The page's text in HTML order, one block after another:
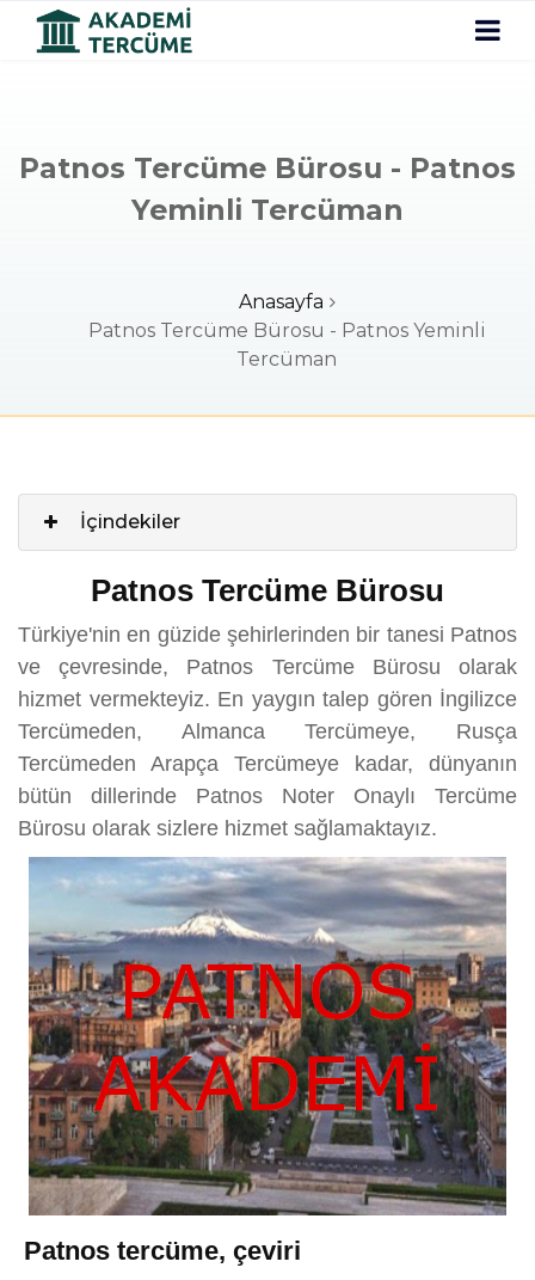
Patnos Tercüme Bürosu - Patnos
Yeminli Tercüman
Anasayfa
Patnos Tercüme Bürosu - Patnos Yeminli
Tercüman
İçindekiler
Patnos Tercüme Bürosu
Türkiye'nin en güzide şehirlerinden bir tanesi Patnos
ve çevresinde, Patnos Tercüme Bürosu olarak
hizmet vermekteyiz. En yaygın talep gören İngilizce
Tercümeden, Almanca Tercümeye, Rusça
Tercümeden Arapça Tercümeye kadar, dünyanın
bütün dillerinde Patnos Noter Onaylı Tercüme
Bürosu olarak sizlere hizmet sağlamaktayız.
Patnos tercüme, çeviri